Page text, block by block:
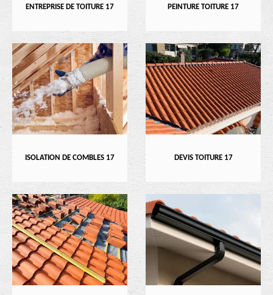
ENTREPRISE DE TOITURE 17 PEINTURE TOITURE 17
ISOLATION DE COMBLES 17 DEVIS TOITURE 17